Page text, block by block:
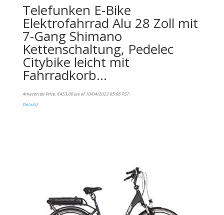
Telefunken E-Bike
Elektrofahrrad Alu 28 Zoll mit
7-Gang Shimano
Kettenschaltung, Pedelec
Citybike leicht mit
Fahrradkorb…
Amazon.de Price:€453,00(as of 10/04/2023 05:08 PST-
Details)